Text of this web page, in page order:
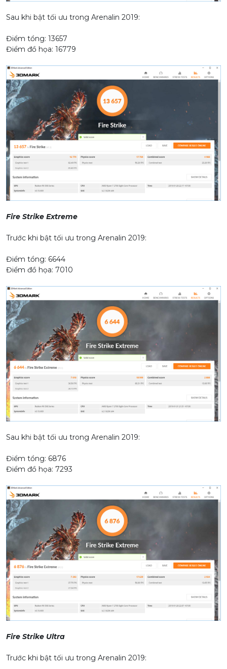
Sau khi bật tối ưu trong Arenalin 2019:
Điểm tổng: 13657
Điểm đồ họa: 16779
Fire Strike Extreme
Trước khi bật tối ưu trong Arenalin 2019:
Điểm tổng: 6644
Điểm đồ họa: 7010
Sau khi bật tối ưu trong Arenalin 2019:
Điểm tổng: 6876
Điểm đồ họa: 7293
Fire Strike Ultra
Trước khi bật tối ưu trong Arenalin 2019: